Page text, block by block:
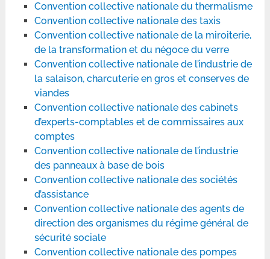
Convention collective nationale du thermalisme
Convention collective nationale des taxis
Convention collective nationale de la miroiterie,
de la transformation et du négoce du verre
Convention collective nationale de l’industrie de
la salaison, charcuterie en gros et conserves de
viandes
Convention collective nationale des cabinets
d’experts-comptables et de commissaires aux
comptes
Convention collective nationale de l’industrie
des panneaux à base de bois
Convention collective nationale des sociétés
d’assistance
Convention collective nationale des agents de
direction des organismes du régime général de
sécurité sociale
Convention collective nationale des pompes